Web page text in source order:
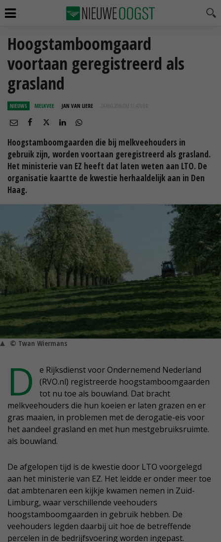
Hoogstamboomgaard
voortaan geregistreerd als
grasland
NIEUWS MELKVEE JAN VAN LIERE 24 AUG 2016 OM 11:47
Hoogstamboomgaarden die bij melkveehouders in
gebruik zijn, worden voortaan geregistreerd als grasland.
Het ministerie van EZ heeft dat laten weten aan LTO. De
organisatie kaartte de kwestie herhaaldelijk aan in Den
Haag.
© Twan Wiermans
D
e Rijksdienst voor Ondernemend Nederland
(RVO.nl) registreerde hoogstamboomgaarden
tot nu toe als bouwland. Dat bracht
melkveehouders die hun koeien er laten grazen en er
gras maaien, in problemen met de derogatie-eis voor
het aandeel grasland en met hun mestgebruiksruimte.
als bouwland.
De afgelopen tijd is de kwestie door LTO voorgelegd
aan het ministerie van EZ. Het leidde er onder meer toe
dat ambtenaren een kijkje kwamen nemen in Zuid-
Limburg, waar verschillende veehouders
hoogstamboomgaarden in gebruik hebben. De
veehouders legden daarbij uit hoe de betreffende
percelen in de bedrijfsvoering worden ingepast.